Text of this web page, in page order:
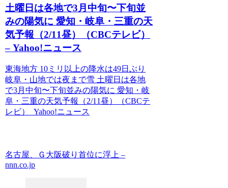
土曜日は各地で3月中旬〜下旬並
みの陽気に 愛知・岐阜・三重の天
気予報（2/11昼）（CBCテレビ）
– Yahoo!ニュース
東海地方 10ミリ以上の降水は49日ぶり
岐阜・山地では夜まで雪 土曜日は各地
で3月中旬〜下旬並みの陽気に 愛知・岐
阜・三重の天気予報（2/11昼）（CBCテ
レビ） Yahoo!ニュース
名古屋、Ｇ大阪破り首位に浮上 –
nnn.co.jp